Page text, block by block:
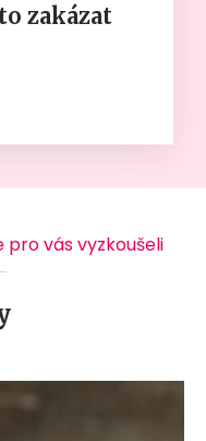
zakázat
vás vyzkoušeli